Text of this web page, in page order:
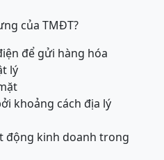
của TMĐT?
để gửi hàng hóa
lý
khoảng cách địa lý
động kinh doanh trong